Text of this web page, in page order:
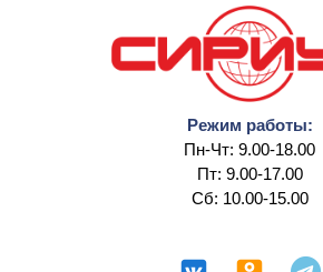
Режим работы:
Пн-Чт: 9.00-18.00
Пт: 9.00-17.00
Сб: 10.00-15.00